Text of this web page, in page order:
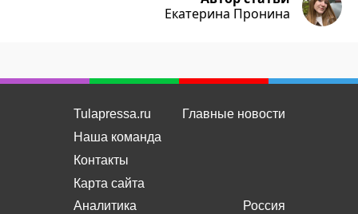
Екатерина Пронина
Tulapressa.ru
Наша команда
Контакты
Карта сайта
Главные новости
Аналитика
Россия